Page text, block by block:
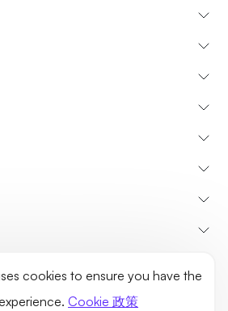
cookies to ensure you have the
Cookie 政策
条款和条件隐私政策法律事务站点地图